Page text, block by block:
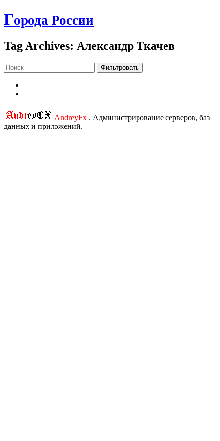
Города России
Tag Archives: Александр Ткачев
Фильтровать
AndreyEx . Администрирование серверов, баз
данных и приложений.